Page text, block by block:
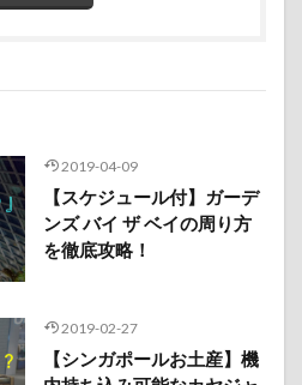
2019-04-09
【スケジュール付】ガーデ
ンズ バイ ザ ベイの周り方
を徹底攻略！
2019-02-27
【シンガポールお土産】機